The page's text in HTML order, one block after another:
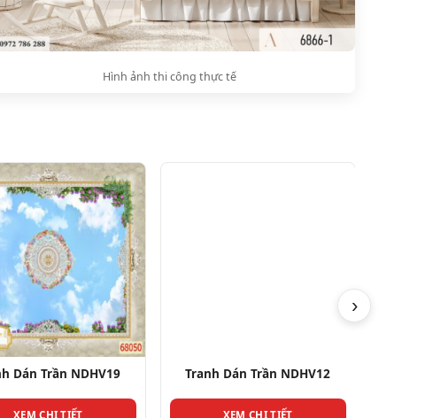
Hình ảnh thi công thực tế
Dán Trần NDHV19
XEM CHI TIẾT
Tranh Dán Trần NDHV12
XEM CHI TIẾT
›